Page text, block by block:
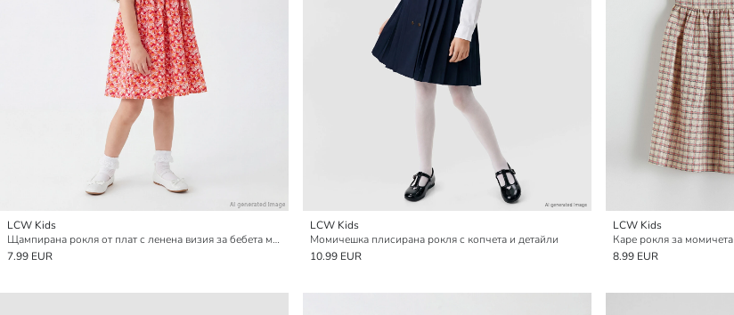
LCW Kids
Щампирана рокля от плат с ленена визия за бебета момичета
7.99 EUR
LCW Kids
Момичешка плисирана рокля с копчета и детайли
10.99 EUR
LCW Kids
Каре рокля за момичета
8.99 EUR